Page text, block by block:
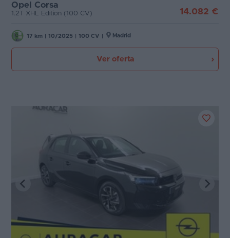
Opel Corsa
1.2T XHL Edition (100 CV) 14.082 €
17 km 10/2025 100 CV Madrid
Ver oferta